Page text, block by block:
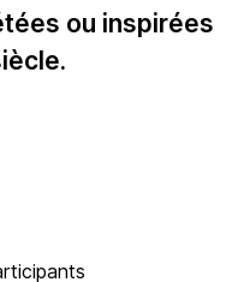
ou inspirées